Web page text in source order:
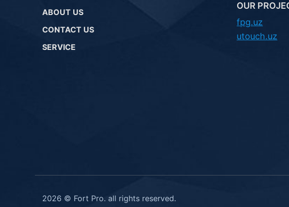
ABOUT US
CONTACT US
SERVICE
OUR
fpg.uz
utouch.uz
2026 © Fort Pro. all rights reserved.